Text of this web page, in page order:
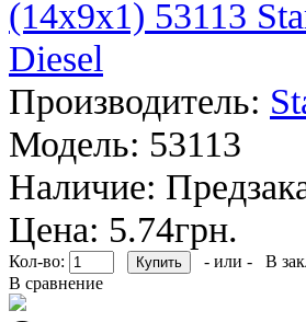
Производитель:
Модель: 53113
Наличие:
Цена: 5.74грн.
Кол-во: - или -
В
В сравнение